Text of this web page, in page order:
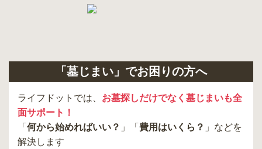
「墓じまい」でお困りの方へ
ライフドットでは、 お墓探しだけでなく墓じまいも全
面サポート！
「 何から始めればいい？ 」「 費用はいくら？ 」などを
解決します